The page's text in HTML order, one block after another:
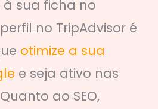
sua ficha no
no TripAdvisor é
otimize a sua
e seja ativo nas
ao SEO,